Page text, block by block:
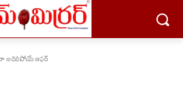
అదిరిపోయే ఆఫర్